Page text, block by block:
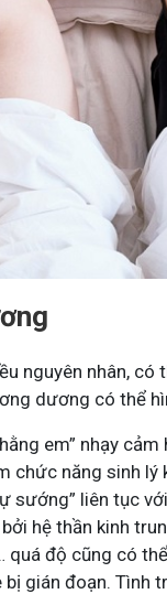
nguyên nhân,
dương có thể
em” nhạy
chức năng sinh
sướng” liên tục
hệ thần kinh
độ cũng có
gián đoạn. Tình